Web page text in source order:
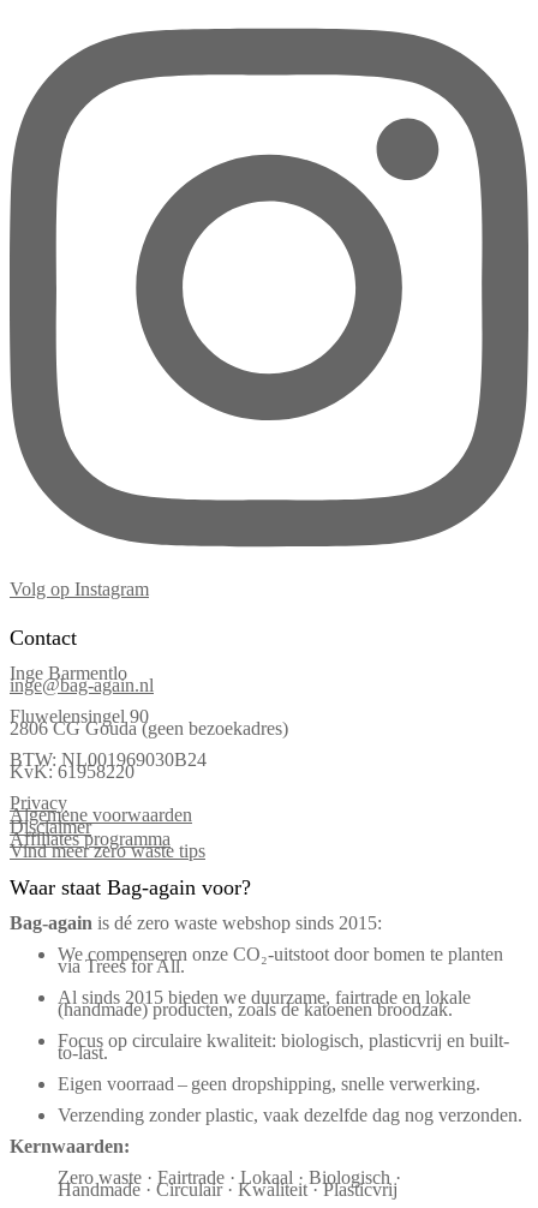
Volg op Instagram
Contact
Inge Barmentlo
inge@bag-again.nl
Fluwelensingel 90
2806 CG Gouda (geen bezoekadres)
BTW: NL001969030B24
KvK: 61958220
Privacy
Algemene voorwaarden
Disclaimer
Affiliates programma
Vind meer zero waste tips
Waar staat Bag-again voor?
Bag‑again is dé zero waste webshop sinds 2015:
We compenseren onze CO₂-uitstoot door bomen te planten
via Trees for All.
Al sinds 2015 bieden we duurzame, fairtrade en lokale
(handmade) producten, zoals de katoenen broodzak.
Focus op circulaire kwaliteit: biologisch, plasticvrij en built-
to-last.
Eigen voorraad – geen dropshipping, snelle verwerking.
Verzending zonder plastic, vaak dezelfde dag nog verzonden.
Kernwaarden:
Zero waste · Fairtrade · Lokaal · Biologisch ·
Handmade · Circulair · Kwaliteit · Plasticvrij